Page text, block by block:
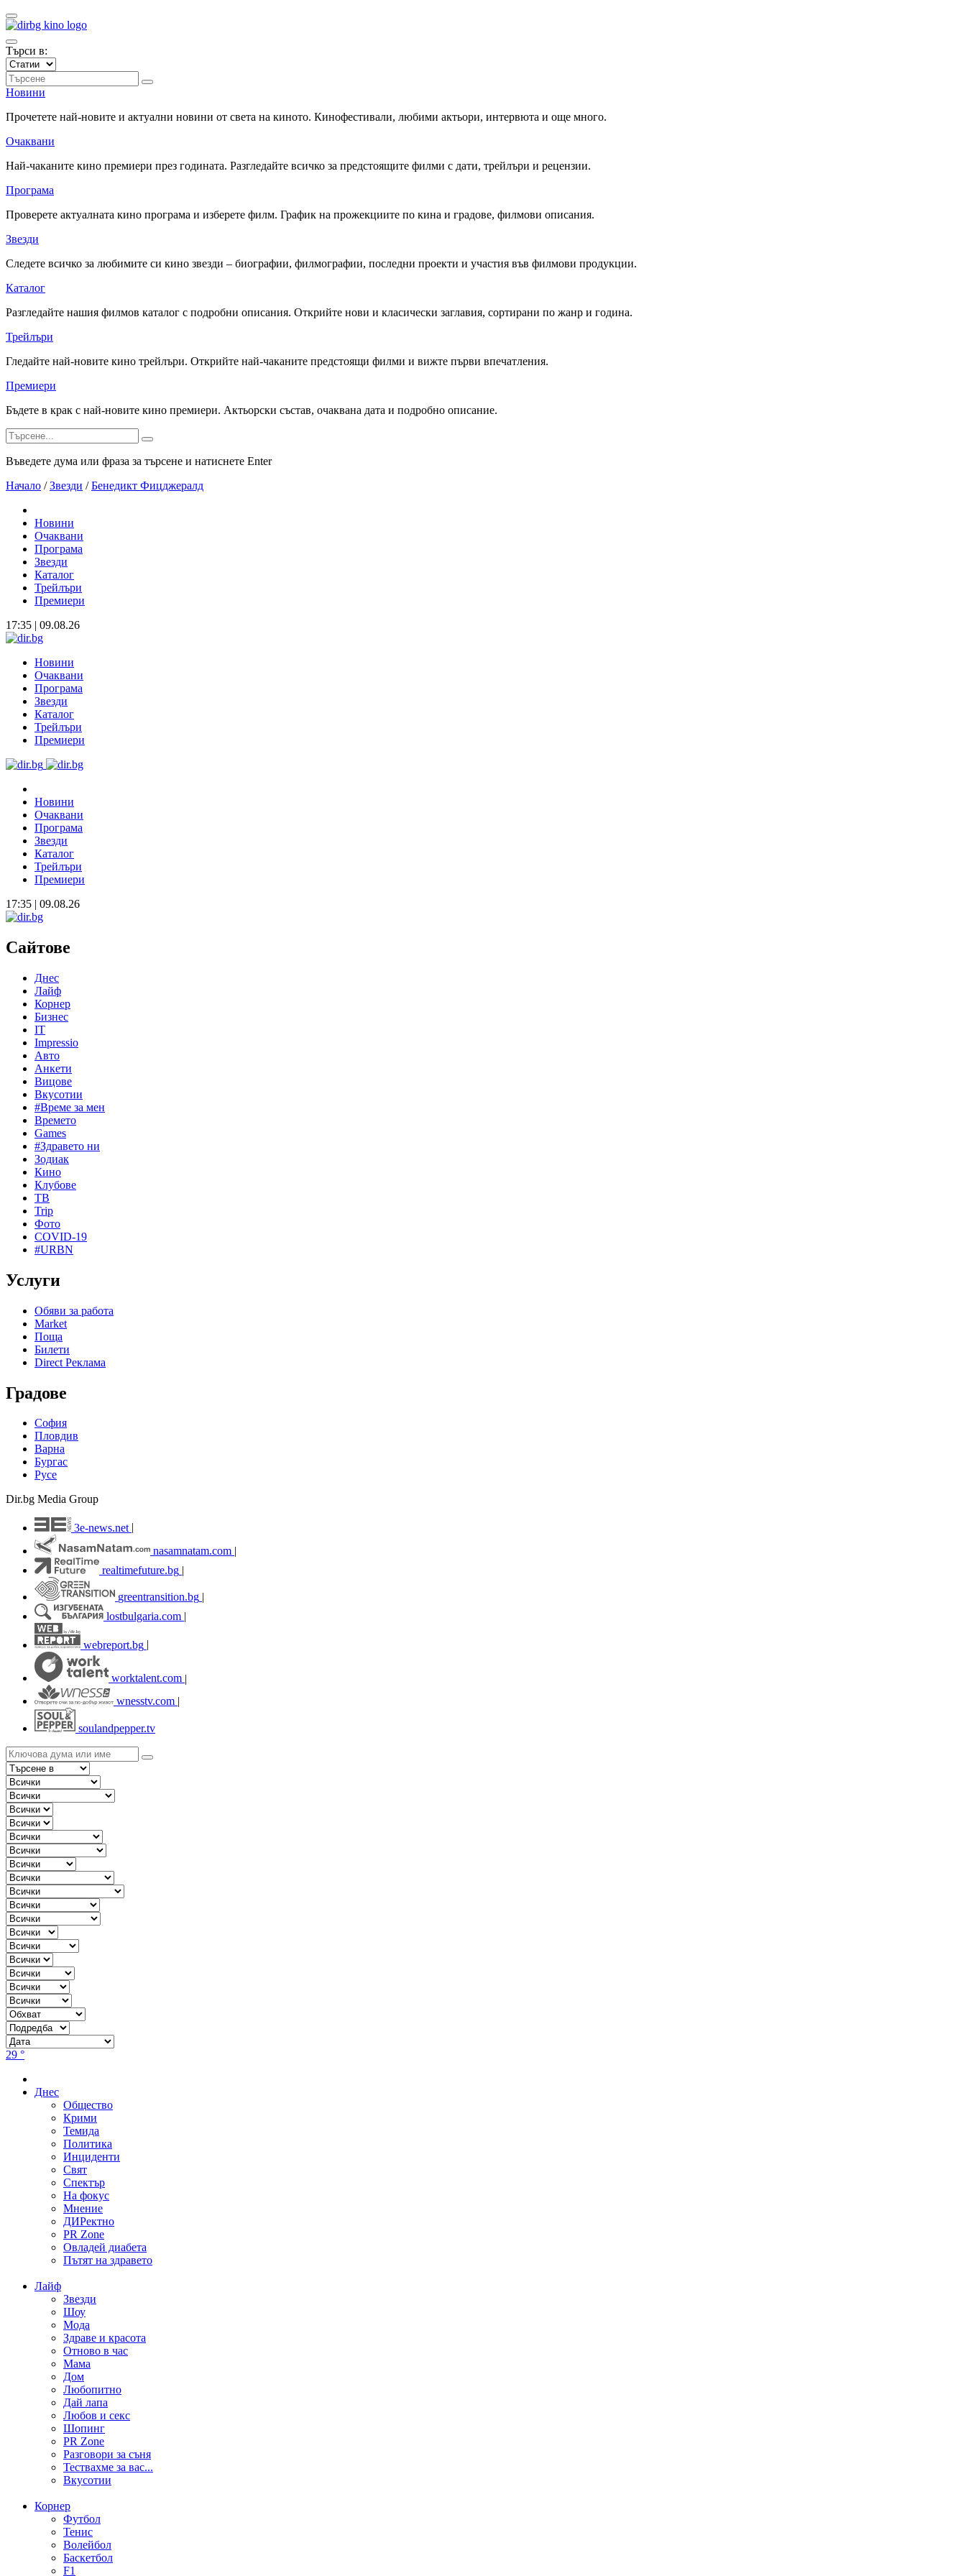
Търси в:
Новини
Прочетете най-новите и актуални новини от света на киното. Кинофестивали, любими актьори, интервюта и още много.
Очаквани
Най-чаканите кино премиери през годината. Разгледайте всичко за предстоящите филми с дати, трейлъри и рецензии.
Програма
Проверете актуалната кино програма и изберете филм. График на прожекциите по кина и градове, филмови описания.
Звезди
Следете всичко за любимите си кино звезди – биографии, филмографии, последни проекти и участия във филмови продукции.
Каталог
Разгледайте нашия филмов каталог с подробни описания. Открийте нови и класически заглавия, сортирани по жанр и година.
Трейлъри
Гледайте най-новите кино трейлъри. Открийте най-чаканите предстоящи филми и вижте първи впечатления.
Премиери
Бъдете в крак с най-новите кино премиери. Актьорски състав, очаквана дата и подробно описание.
Въведете дума или фраза за търсене и натиснете Enter
Начало / Звезди / Бенедикт Фицджералд
Новини
Очаквани
Програма
Звезди
Каталог
Трейлъри
Премиери
17:35 | 09.08.26
Новини
Очаквани
Програма
Звезди
Каталог
Трейлъри
Премиери
Новини
Очаквани
Програма
Звезди
Каталог
Трейлъри
Премиери
17:35 | 09.08.26
Сайтове
Днес
Лайф
Корнер
Бизнес
IT
Impressio
Авто
Анкети
Вицове
Вкусотии
#Време за мен
Времето
Games
#Здравето ни
Зодиак
Кино
Клубове
ТВ
Trip
Фото
COVID-19
#URBN
Услуги
Обяви за работа
Market
Поща
Билети
Direct Реклама
Градове
София
Пловдив
Варна
Бургас
Русе
Dir.bg Media Group
3e-news.net
nasamnatam.com |
realtimefuture.bg |
greentransition.bg |
lostbulgaria.com |
webreport.bg
worktalent.com |
wnesstv.com |
soulandpepper.tv
29 °
Днес
Общество
Крими
Темида
Политика
Инциденти
Свят
Спектър
На фокус
Мнение
ДИРектно
PR Zone
Овладей диабета
Пътят на здравето
Лайф
Звезди
Шоу
Мода
Здраве и красота
Отново в час
Мама
Дом
Любопитно
Дай лапа
Любов и секс
Шопинг
PR Zone
Разговори за съня
Тествахме за вас...
Вкусотии
Корнер
Футбол
Тенис
Волейбол
Баскетбол
F1